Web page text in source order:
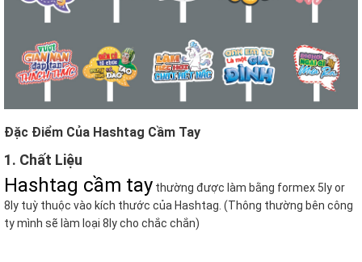
Đặc Điểm Của Hashtag Cầm Tay
1. Chất Liệu
Hashtag cầm tay thường được làm bằng formex 5ly or
8ly tuỳ thuộc vào kích thước của Hashtag. (Thông thường bên công
ty mình sẽ làm loại 8ly cho chắc chắn)